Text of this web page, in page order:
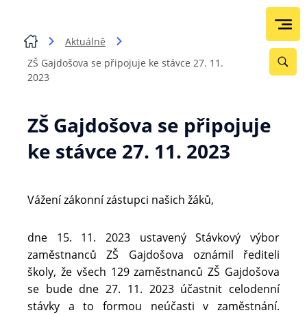
Aktuálně
ZŠ Gajdošova se připojuje ke stávce 27. 11.
2023
ZŠ Gajdošova se připojuje
ke stávce 27. 11. 2023
Vážení zákonní zástupci našich žáků,
dne 15. 11. 2023 ustavený Stávkový výbor
zaměstnanců ZŠ Gajdošova oznámil řediteli
školy, že všech 129 zaměstnanců ZŠ Gajdošova
se bude dne 27. 11. 2023 účastnit celodenní
stávky a to formou neúčasti v zaměstnání.